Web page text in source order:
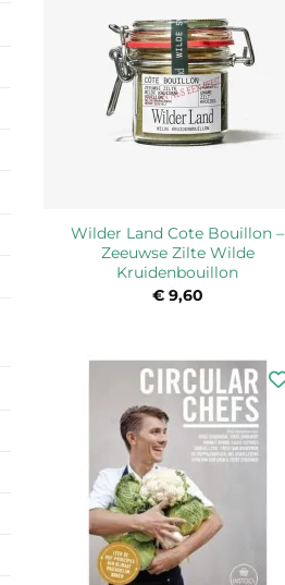
Wilder Land Cote Bouillon –
Zeeuwse Zilte Wilde
Kruidenbouillon
€9,60